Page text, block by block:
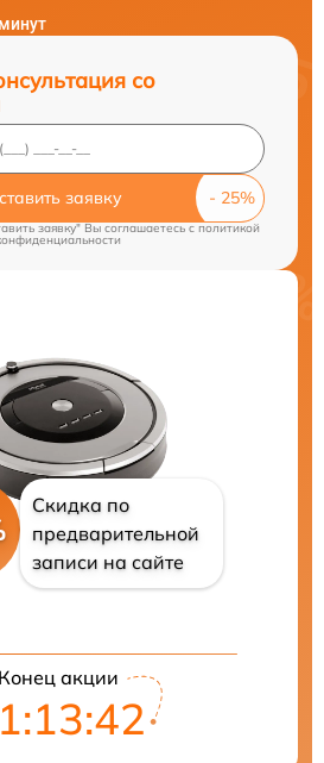
со
заявку
заявку" Вы соглашаетесь cполитикой
Скидка по
предварительной
записи на сайте
Конец акции